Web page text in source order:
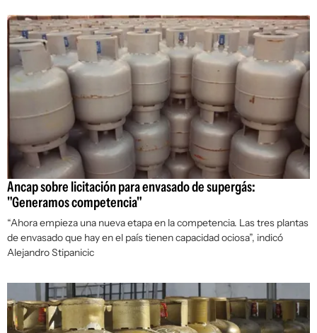
Ancap sobre licitación para envasado de supergás:
"Generamos competencia"
“Ahora empieza una nueva etapa en la competencia. Las tres plantas
de envasado que hay en el país tienen capacidad ociosa”, indicó
Alejandro Stipanicic